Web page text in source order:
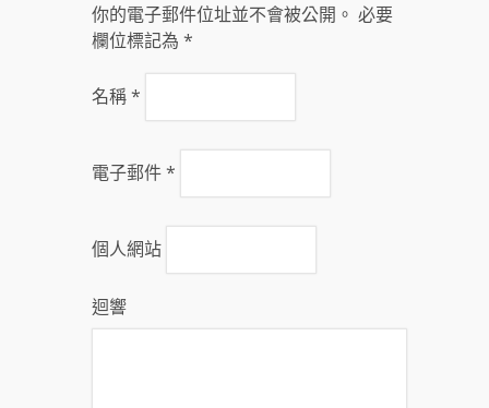
你的電子郵件位址並不會被公開。 必要
欄位標記為 *
名稱*
電子郵件*
個人網站
迴響